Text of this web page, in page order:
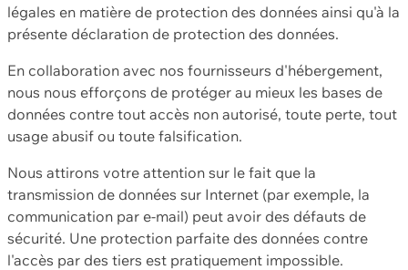
légales en matière de protection des données ainsi qu'à la
présente déclaration de protection des données.
En collaboration avec nos fournisseurs d'hébergement,
nous nous efforçons de protéger au mieux les bases de
données contre tout accès non autorisé, toute perte, tout
usage abusif ou toute falsification.
Nous attirons votre attention sur le fait que la
transmission de données sur Internet (par exemple, la
communication par e-mail) peut avoir des défauts de
sécurité. Une protection parfaite des données contre
l'accès par des tiers est pratiquement impossible.